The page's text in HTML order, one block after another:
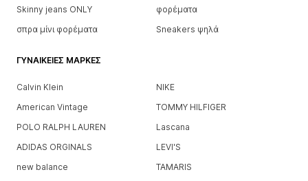
Skinny jeans ONLY
φορέματα
σπρα μίνι φορέματα
Sneakers ψηλά
ΓΥΝΑΙΚΕΊΕΣ ΜΆΡΚΕΣ
Calvin Klein
NIKE
American Vintage
TOMMY HILFIGER
POLO RALPH LAUREN
Lascana
ADIDAS ORGINALS
LEVI'S
new balance
TAMARIS